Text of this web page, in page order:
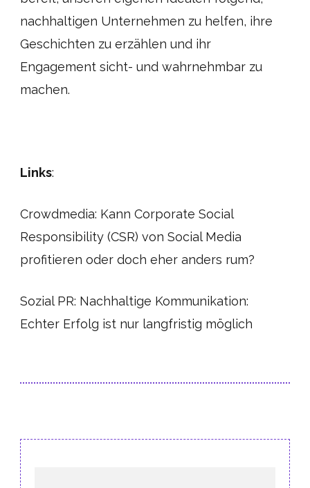
nachhaltigen Unternehmen zu helfen, ihre
Geschichten zu erzählen und ihr
Engagement sicht- und wahrnehmbar zu
machen.
Links:
Crowdmedia: Kann Corporate Social
Responsibility (CSR) von Social Media
profitieren oder doch eher anders rum?
Sozial PR: Nachhaltige Kommunikation:
Echter Erfolg ist nur langfristig möglich